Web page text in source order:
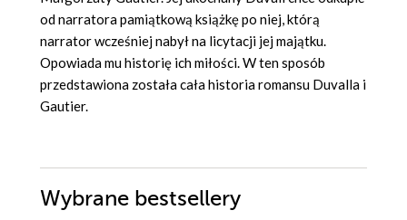
od narratora pamiątkową książkę po niej, którą
narrator wcześniej nabył na licytacji jej majątku.
Opowiada mu historię ich miłości. W ten sposób
przedstawiona została cała historia romansu Duvalla i
Gautier.
Wybrane bestsellery